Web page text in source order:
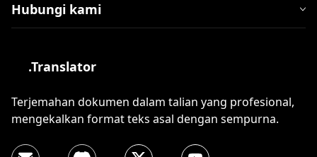
Hubungi kami
.Translator
Terjemahan dokumen dalam talian yang profesional,
mengekalkan format teks asal dengan sempurna.